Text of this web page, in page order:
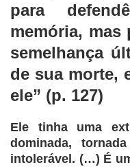
para
memória, mas
semelhança
de sua morte,
ele” (p. 127)
Ele tinha uma
dominada,
intolerável. (…) É